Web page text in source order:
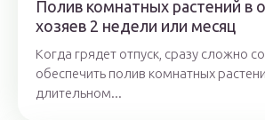
Полив комнатных растений в
хозяев 2 недели или месяц
Когда грядет отпуск, сразу сложно
обеспечить полив комнатных
длительном...